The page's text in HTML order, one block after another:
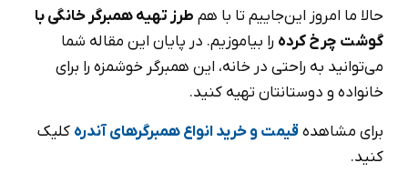
حالا ما امروز این‌جاییم تا با هم طرز تهیه همبرگر خانگی با
گوشت چرخ کرده را بیاموزیم. در پایان این مقاله شما
می‌توانید به راحتی در خانه، این همبرگر خوشمزه را برای
خانواده و دوستانتان تهیه کنید.
برای مشاهدهقیمت و خرید انواع همبرگرهای آندره کلیک
کنید.